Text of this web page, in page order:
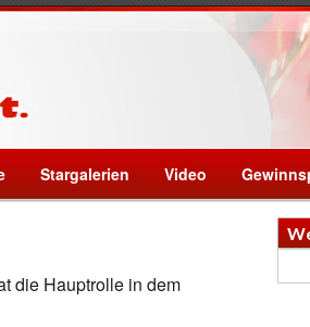
Stargalerien Video
die Hauptrolle in dem